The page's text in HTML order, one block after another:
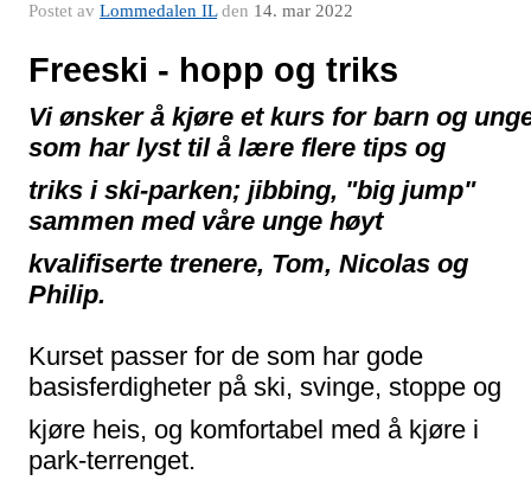
Postet av Lommedalen ILden 14. mar 2022
Freeski - hopp og triks
Vi ønsker å kjøre et kurs for barn og
som har lyst til å lære flere tips og
triks i ski-parken; jibbing, "big jump"
sammen med våre unge høyt
kvalifiserte trenere, Tom, Nicolas og
Philip.
Kurset passer for de som har gode
basisferdigheter på ski, svinge, stoppe og
kjøre heis, og komfortabel med å kjøre i
park-terrenget.